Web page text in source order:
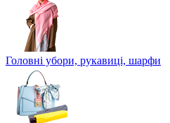
Головні убори, рукавиці, шарфи